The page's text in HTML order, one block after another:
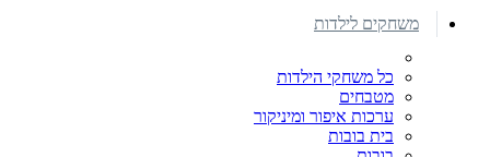
משחקים לילדות
כל משחקי הילדות
מטבחים
ערכות איפור ומיניקור
בית בובות